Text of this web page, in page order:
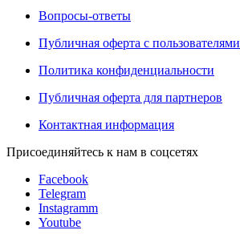
Вопросы-ответы
Публичная оферта с пользователями
Политика конфиденциальности
Публичная оферта для партнеров
Контактная информация
Присоединяйтесь к нам в соцсетях
Facebook
Telegram
Instagramm
Youtube